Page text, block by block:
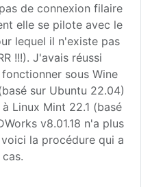
de connexion filaire
elle se pilote avec le
lequel il n'existe pas
!!!). J'avais réussi
sous Wine
sur Ubuntu 22.04)
Linux Mint 22.1 (basé
v8.01.18 n'a plus
la procédure qui a